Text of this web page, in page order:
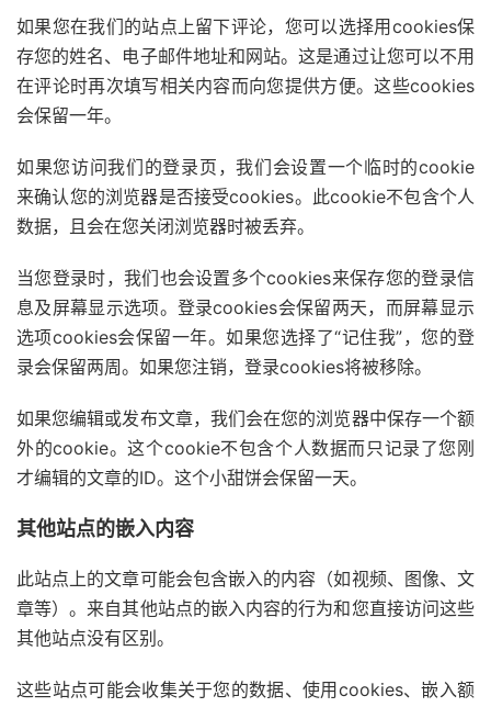
如果您在我们的站点上留下评论，您可以选择用cookies保
存您的姓名、电子邮件地址和网站。这是通过让您可以不用
在评论时再次填写相关内容而向您提供方便。这些cookies
会保留一年。
如果您访问我们的登录页，我们会设置一个临时的cookie
来确认您的浏览器是否接受cookies。此cookie不包含个人
数据，且会在您关闭浏览器时被丢弃。
当您登录时，我们也会设置多个cookies来保存您的登录信
息及屏幕显示选项。登录cookies会保留两天，而屏幕显示
选项cookies会保留一年。如果您选择了“记住我”，您的登
录会保留两周。如果您注销，登录cookies将被移除。
如果您编辑或发布文章，我们会在您的浏览器中保存一个额
外的cookie。这个cookie不包含个人数据而只记录了您刚
才编辑的文章的ID。这个小甜饼会保留一天。
其他站点的嵌入内容
此站点上的文章可能会包含嵌入的内容（如视频、图像、文
章等）。来自其他站点的嵌入内容的行为和您直接访问这些
其他站点没有区别。
这些站点可能会收集关于您的数据、使用cookies、嵌入额